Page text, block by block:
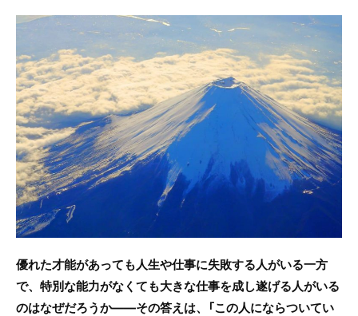
c
e
b
o
o
k
itt
er
e
優れた才能があっても人生や仕事に失敗する人がいる一方
で、特別な能力がなくても大きな仕事を成し遂げる人がいる
のはなぜだろうか――その答えは、「この人にならついてい